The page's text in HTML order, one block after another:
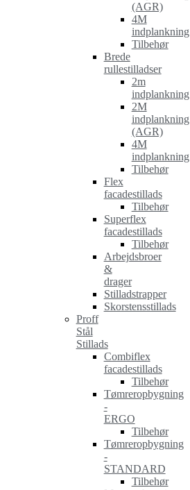
(AGR)
4M
indplankning
Tilbehør
Brede
rullestilladser
2m
indplankning
2M
indplankning
(AGR)
4M
indplankning
Tilbehør
Flex
facadestillads
Tilbehør
Superflex
facadestillads
Tilbehør
Arbejdsbroer
&
drager
Stilladstrapper
Skorstensstillads
Proff
Stål
Stillads
Combiflex
facadestillads
Tilbehør
Tømreropbygning
-
ERGO
Tilbehør
Tømreropbygning
-
STANDARD
Tilbehør